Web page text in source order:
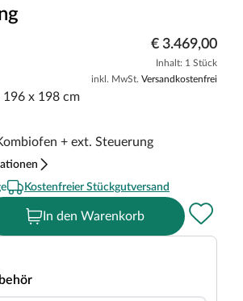
€ 3.469,00
Inhalt: 1 Stück
inkl. MwSt. Versandkostenfrei
196 x 198 cm
+ ext. Steuerung
Kostenfreier Stückgutversand
In den Warenkorb